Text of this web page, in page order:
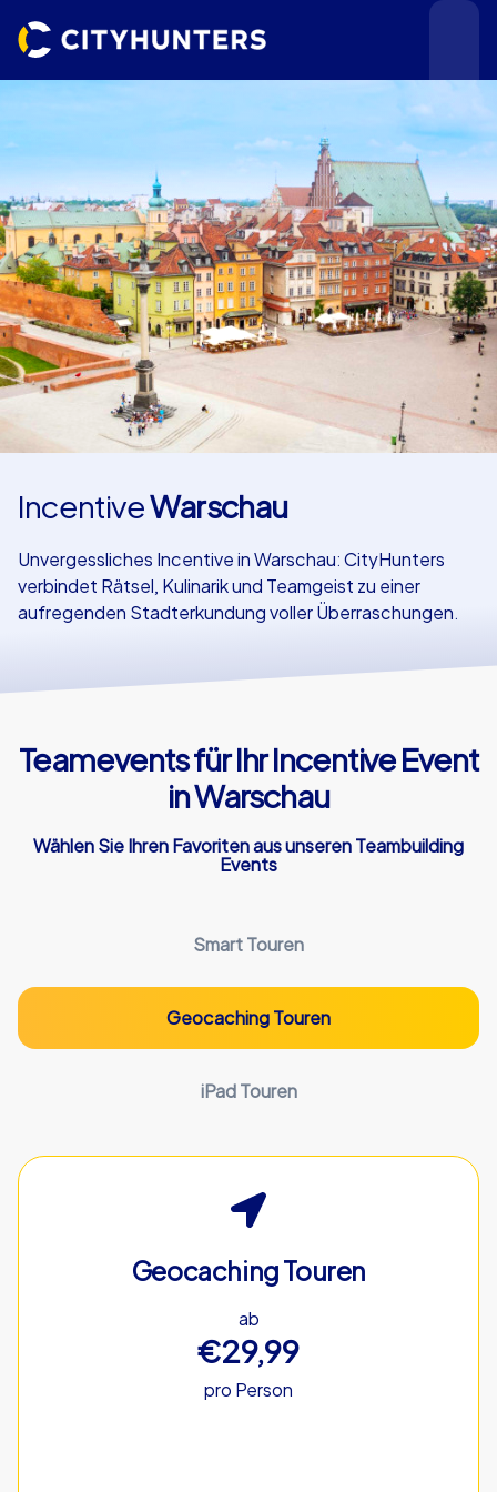
Teamevents
Städte
Anlässe
IncentiveWarschau
Unvergessliches Incentive in Warschau: CityHunters
verbindet Rätsel, Kulinarik und Teamgeist zu einer
aufregenden Stadterkundung voller Überraschungen.
Teamevents für Ihr Incentive Event
in Warschau
Wählen Sie Ihren Favoriten aus unseren Teambuilding
Events
Smart Touren
Geocaching Touren
iPad Touren
Geocaching Touren
ab
€29,99
pro Person